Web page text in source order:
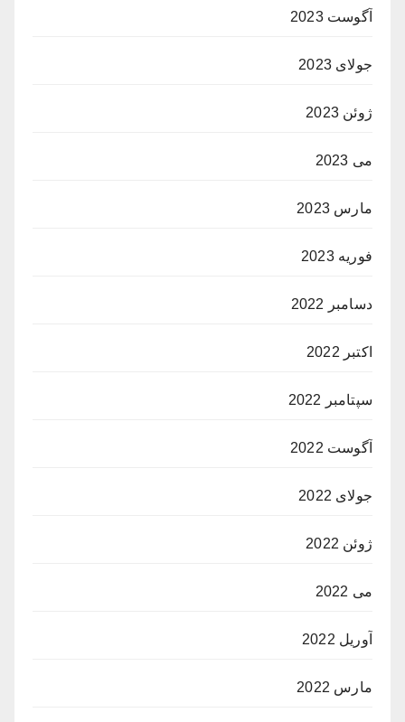
آگوست 2023
جولای 2023
ژوئن 2023
می 2023
مارس 2023
فوریه 2023
دسامبر 2022
اکتبر 2022
سپتامبر 2022
آگوست 2022
جولای 2022
ژوئن 2022
می 2022
آوریل 2022
مارس 2022